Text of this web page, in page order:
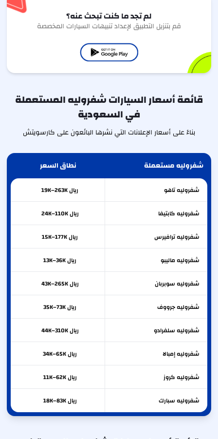
لم تجد ما كنت تبحث عنه؟
قم بتنزيل التطبيق لإعداد تنبيهات السيارات المخصصة
قائمة أسعار السيارات شفروليه المستعملة
في السعودية
بناءً على أسعار الإعلانات التي نشرها البائعون على كارسويتش
شفروليه مستعملة نطاق السعر
شفروليهتاهو ريال 19K–263K
شفروليه كابتيفا ريال 24K–110K
شفروليهترافيرس ريال 15K–177K
شفروليهماليبو ريال 13K–36K
شفروليه سوبربان ريال 43K–265K
شفروليهجرووف ريال 35K–73K
شفروليه سلفرادو ريال 44K–310K
شفروليهإمبالا ريال 34K–65K
شفروليه كروز ريال 11K–62K
شفروليه سبارك ريال 18K–83K